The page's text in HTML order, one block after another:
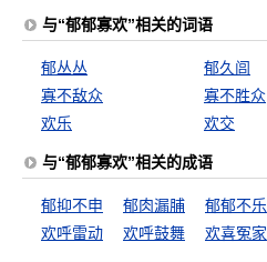
与“郁郁寡欢”相关的词语
郁丛丛 郁久闾
寡不敌众
寡不胜众
欢乐
欢交
与“郁郁寡欢”相关的成语
郁抑不申 郁肉漏脯 郁郁不乐
欢呼雷动
欢呼鼓舞 欢喜冤家